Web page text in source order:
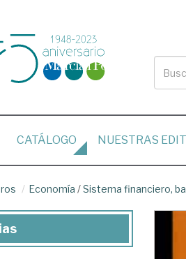
(CURRENT)
CATÁLOGO NUESTRAS
Economía /Sistema financiero,